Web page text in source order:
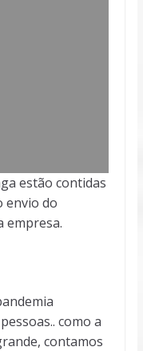
estão contidas
envio do
empresa.
como a
contamos